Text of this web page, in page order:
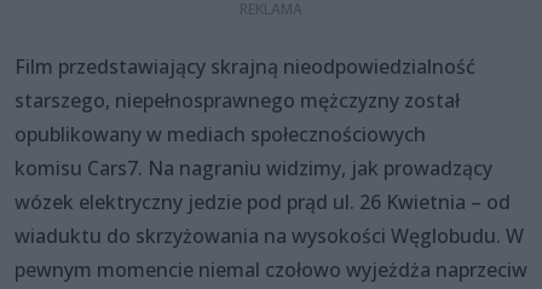
Film przedstawiający skrajną nieodpowiedzialność
starszego, niepełnosprawnego mężczyzny został
opublikowany w mediach społecznościowych
komisu Cars7. Na nagraniu widzimy, jak prowadzący
wózek elektryczny jedzie pod prąd ul. 26 Kwietnia – od
wiaduktu do skrzyżowania na wysokości Węglobudu. W
pewnym momencie niemal czołowo wyjeżdża naprzeciw